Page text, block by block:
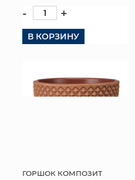
- +
В КОРЗИНУ
ГОРШОК КОМПОЗИТ